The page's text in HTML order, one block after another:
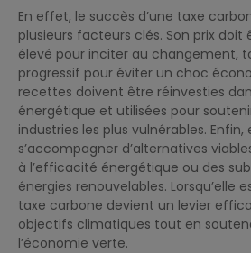
En effet, le succès d’une taxe
plusieurs facteurs clés. Son prix
élevé pour inciter au changement,
progressif pour éviter un choc
recettes doivent être réinvesties
énergétique et utilisées pour
industries les plus vulnérables. Enfin,
s’accompagner d’alternatives
à l’efficacité énergétique ou des
énergies renouvelables. Lorsqu’elle
taxe carbone devient un levier
objectifs climatiques tout en
l’économie verte.